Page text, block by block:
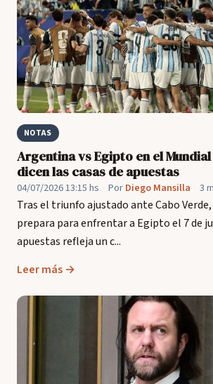
NOTAS
Argentina vs Egipto en el
dicen las casas de apuestas
04/07/2026 13:15 hs PorDiego Mansilla 3
Tras el triunfo ajustado ante Cabo
prepara para enfrentar a Egipto el 7 de
apuestas refleja un c...
Leer más →